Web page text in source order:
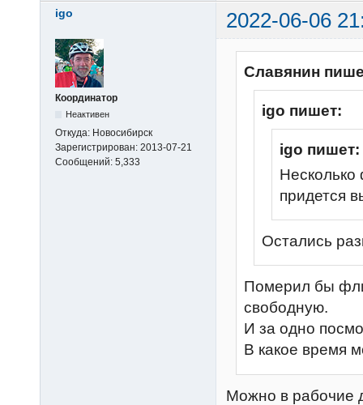
igo 2022-06-06
Координатор
Неактивен
Откуда: Новосибирск
Зарегистрирован: 2013-07-21
Сообщений: 5,333
Славянин
igo пишет:
igo пишет:
Несколько
придется
Остались
Померил бы
свободную.
И за одно
В какое время
Можно в рабочие